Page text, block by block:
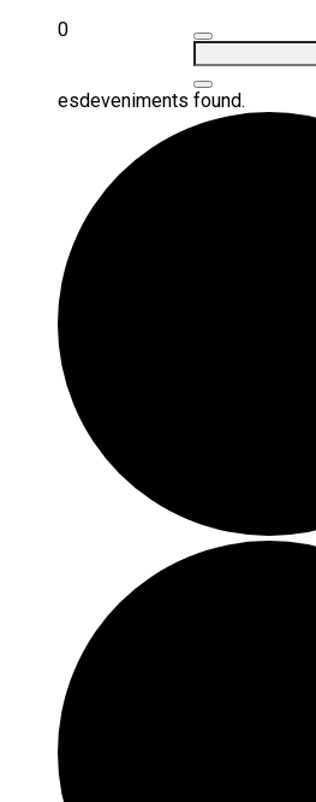
Cerca:
0
esdeveniments found.